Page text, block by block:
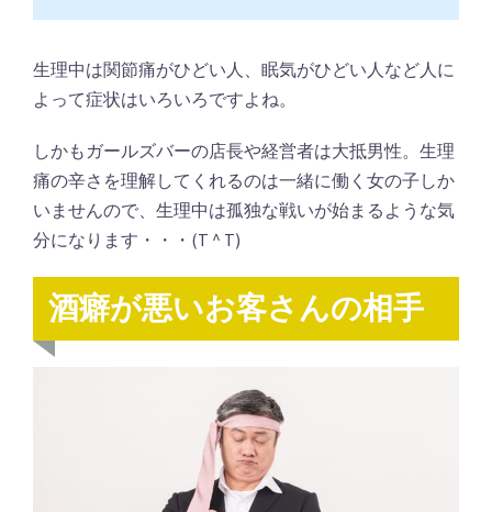
生理中は関節痛がひどい人、眠気がひどい人など人に
よって症状はいろいろですよね。
しかもガールズバーの店長や経営者は大抵男性。生理
痛の辛さを理解してくれるのは一緒に働く女の子しか
いませんので、生理中は孤独な戦いが始まるような気
分になります・・・(T ^ T)
酒癖が悪いお客さんの相手